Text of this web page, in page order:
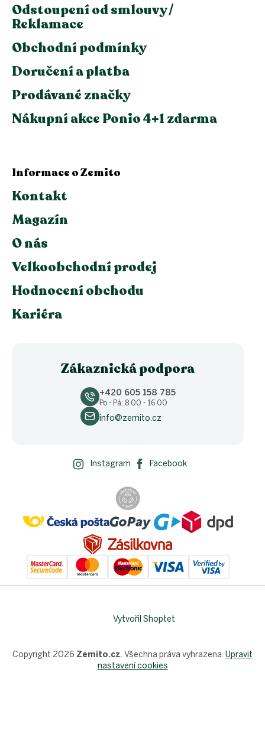
Odstoupení od smlouvy /
Reklamace
Obchodní podmínky
Doručení a platba
Prodávané značky
Nákupní akce Ponio 4+1 zdarma
Informace o Zemito
Kontakt
Magazín
O nás
Velkoobchodní prodej
Hodnocení obchodu
Kariéra
Zákaznická podpora
+420 605 158 785
Po - Pá: 8.00 - 16.00
info@zemito.cz
Instagram Facebook
Vytvořil Shoptet
Copyright 2026 Zemito.cz. Všechna práva vyhrazena. Upravit
nastavení cookies